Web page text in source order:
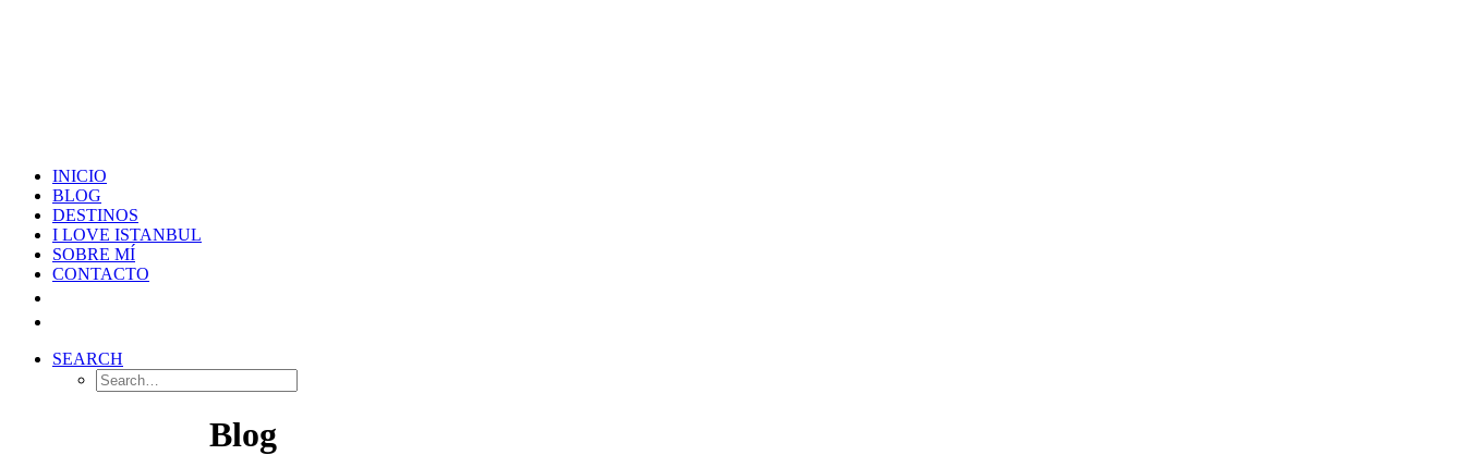
INICIO
BLOG
DESTINOS
I LOVE ISTANBUL
SOBRE MÍ
CONTACTO
SEARCH
Blog